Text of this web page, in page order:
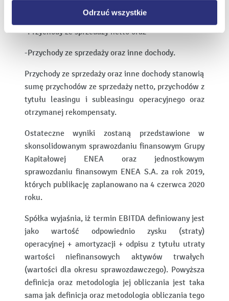
Odrzuć wszystkie
zaprezentowane w dwóch pozycjach:
-Przychody ze sprzedaży netto oraz
-Przychody ze sprzedaży oraz inne dochody.
Przychody ze sprzedaży oraz inne dochody stanowią
sumę przychodów ze sprzedaży netto, przychodów z
tytułu leasingu i subleasingu operacyjnego oraz
otrzymanej rekompensaty.
Ostateczne wyniki zostaną przedstawione w
skonsolidowanym sprawozdaniu finansowym Grupy
Kapitałowej ENEA oraz jednostkowym
sprawozdaniu finansowym ENEA S.A. za rok 2019,
których publikację zaplanowano na 4 czerwca 2020
roku.
Spółka wyjaśnia, iż termin EBITDA definiowany jest
jako wartość odpowiednio zysku (straty)
operacyjnej + amortyzacji + odpisu z tytułu utraty
wartości niefinansowych aktywów trwałych
(wartości dla okresu sprawozdawczego). Powyższa
definicja oraz metodologia jej obliczania jest taka
sama jak definicja oraz metodologia obliczania tego